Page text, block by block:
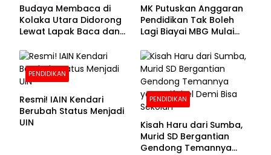
Budaya Membaca di
Kolaka Utara Didorong
Lewat Lapak Baca dan
MK Putuskan Anggaran
Pendidikan Tak Boleh
Lagi Biayai MBG Mulai
PENDIDIKAN
Resmi! IAIN Kendari
Berubah Status Menjadi
UIN
PENDIDIKAN
Kisah Haru dari Sumba,
Murid SD Bergantian
Gendong Temannya